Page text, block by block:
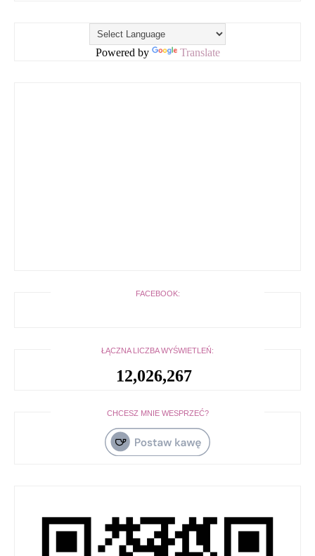
Powered by Translate
FACEBOOK:
ŁĄCZNA LICZBA WYŚWIETLEŃ:
12,026,267
CHCESZ MNIE WESPRZEĆ?